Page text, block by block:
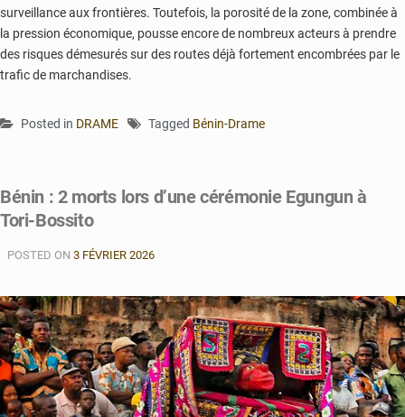
surveillance aux frontières. Toutefois, la porosité de la zone, combinée à
la pression économique, pousse encore de nombreux acteurs à prendre
des risques démesurés sur des routes déjà fortement encombrées par le
trafic de marchandises.
Posted in DRAME Tagged Bénin-Drame
Bénin : 2 morts lors d’une cérémonie Egungun à
Tori-Bossito
POSTED ON 3 FÉVRIER 2026